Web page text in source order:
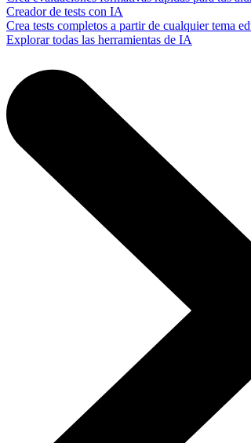
Creador de tests con IA
Crea tests completos a partir de cualquier tema
Explorar todas las herramientas de IA